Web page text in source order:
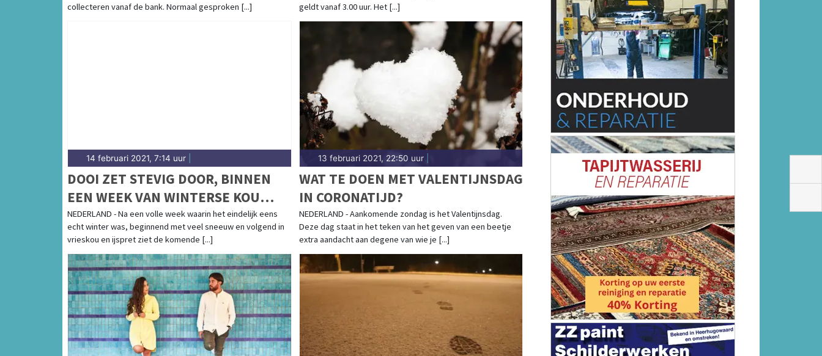
collecteren vanaf de bank. Normaal gesproken [...]
geldt vanaf 3.00 uur. Het [...]
14 februari 2021, 7:14 uur
DOOI ZET STEVIG DOOR, BINNEN
EEN WEEK VAN WINTERSE KOU
NAAR LENTEGEVOEL
NEDERLAND - Na een volle week waarin het eindelijk eens
echt winter was, beginnend met veel sneeuw en volgend in
vrieskou en ijspret ziet de komende [...]
13 februari 2021, 22:50 uur|
WAT TE DOEN MET VALENTIJNSDAG
IN CORONATIJD?
NEDERLAND - Aankomende zondag is het Valentijnsdag.
Deze dag staat in het teken van het geven van een beetje
extra aandacht aan degene van wie je [...]